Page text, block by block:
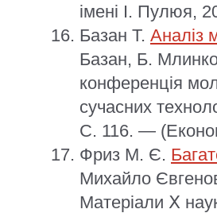
імені І. Пулюя,
Базан Т. Аналіз
Базан, Б.
конференція
сучасних
С. 116. —
Фриз М. Є.
Михайло
Матеріали Ⅹ